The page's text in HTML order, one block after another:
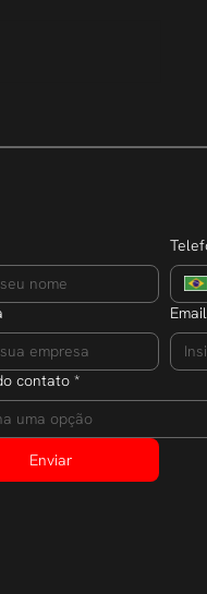
dobra o
Email
contato *
uma opção
Enviar